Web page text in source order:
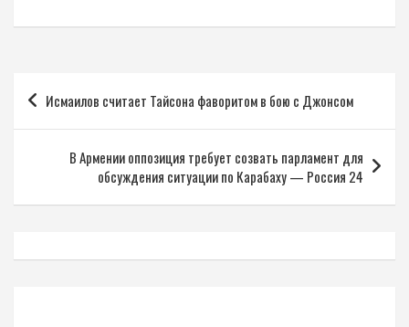
Навигация
по
записям
Исмаилов считает Тайсона фаворитом в бою с Джонсом
В Армении оппозиция требует созвать парламент для
обсуждения ситуации по Карабаху — Россия 24